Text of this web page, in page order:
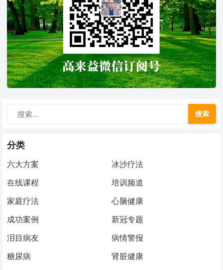
搜索
分类
六大方案
冰沙疗法
在线课程
培训频道
家庭疗法
心脑健康
成功案例
新冠专题
泪目病友
病情警报
糖尿病
肾脏健康